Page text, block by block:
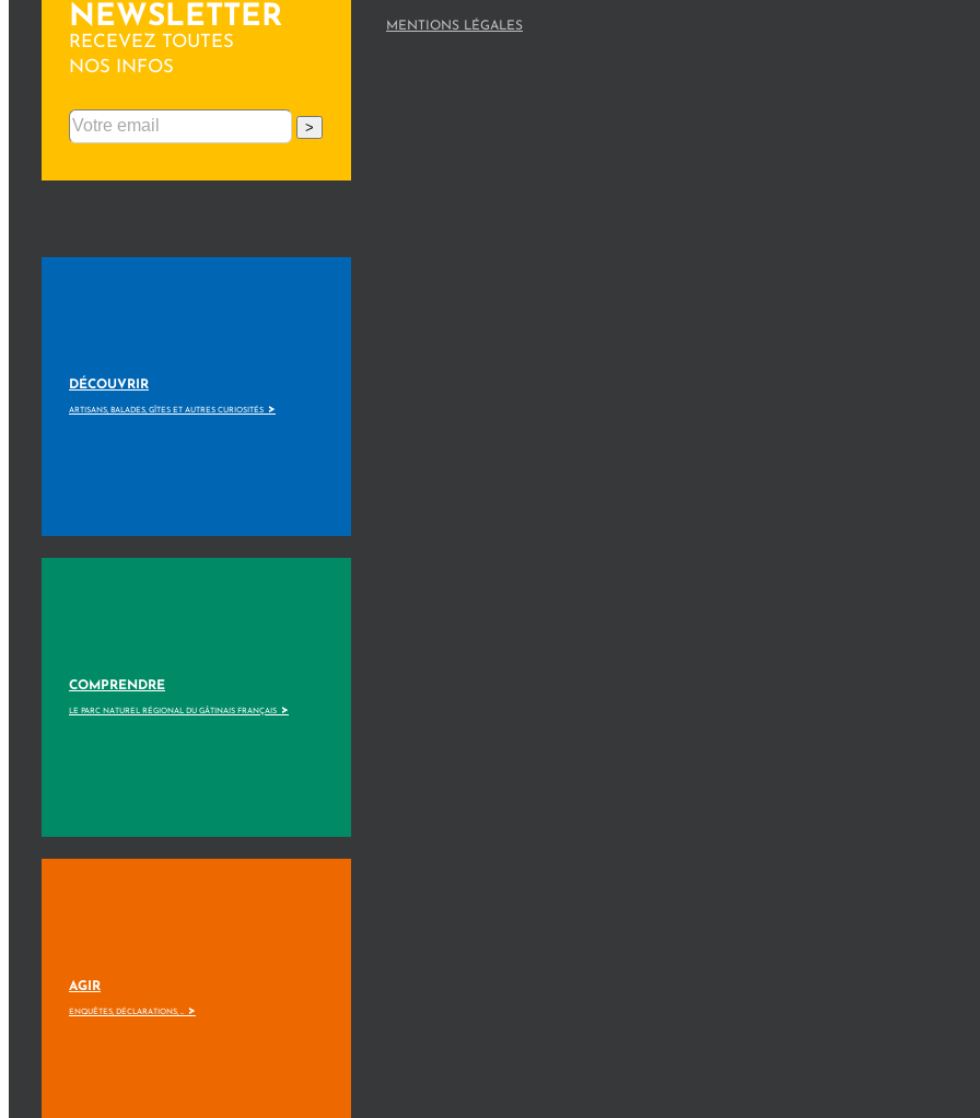
NEWSLETTER
RECEVEZ TOUTES
NOS INFOS
>
DÉCOUVRIR
ARTISANS, BALADES, GÎTES ET AUTRES CURIOSITÉS >
COMPRENDRE
LE PARC NATUREL RÉGIONAL DU GÂTINAIS FRANÇAIS >
AGIR
ENQUÊTES, DÉCLARATIONS, ... >
MENTIONS LÉGALES